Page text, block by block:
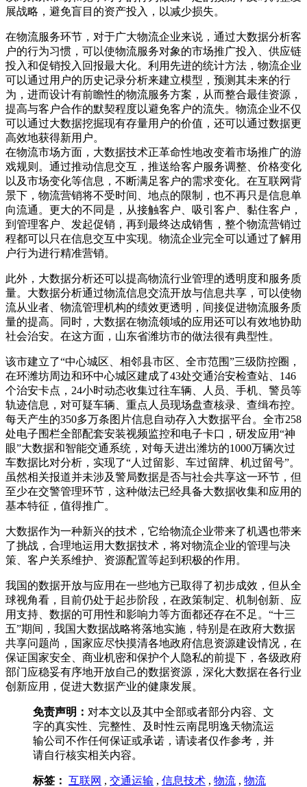
展战略，避免盲目的资产投入，以减少损失。
在物流服务环节，对于广大物流企业来说，通过大数据分析客
户的行为习惯，可以使物流服务对象的市场推广投入、供应链
投入和促销投入回报最大化。利用先进的统计方法，物流企业
可以通过用户的历史记录分析来建立模型，预测其未来的行
为，进而设计有前瞻性的物流服务方案，从而整合最佳资源，
提高与客户合作的默契程度以避免客户的流失。物流企业不仅
可以通过大数据挖掘现有存量用户的价值，还可以通过数据更
高效地获得新用户。
在物流市场方面，大数据技术正革命性地改变着市场推广的游
戏规则。通过推动信息交互，推送给客户服务调整、价格变化
以及市场变化等信息，不断满足客户的需求变化。在互联网背
景下，物流营销将不受时间、地点的限制，也不再只是信息单
向流通。更大的不同是，从接触客户、吸引客户、黏住客户，
到管理客户、发起促销，再到最终达成销售，整个物流营销过
程都可以只在信息交互中实现。物流企业完全可以通过了解用
户行为进行精准营销。
此外，大数据分析还可以提高物流行业管理的透明度和服务质
量。大数据分析通过物流信息交流开放与信息共享，可以使物
流从业者、物流管理机构的绩效更透明，间接促进物流服务质
量的提高。同时，大数据在物流领域的应用还可以有效地协助
社会治安。在这方面，山东省潍坊市的做法很有典型性。
该市建立了“中心城区、相邻县市区、全市范围”三级防控圈，
在环潍坊周边和环中心城区建成了43处交通治安检查站、146
个治安卡点，24小时动态收集过往车辆、人员、手机、警员等
轨迹信息，对可疑车辆、重点人员现场盘查核录、查缉布控。
每天产生的350多万条图片信息自动存入大数据平台。全市258
处电子围栏全部配套安装视频监控和电子卡口，研发应用“神
眼”大数据和智能交通系统，对每天进出潍坊的1000万辆次过
车数据比对分析，实现了“人过留影、车过留牌、机过留号”。
虽然相关报道并未涉及警局数据是否与社会共享这一环节，但
至少在交警管理环节，这种做法已经具备大数据收集和应用的
基本特征，值得推广。
大数据作为一种新兴的技术，它给物流企业带来了机遇也带来
了挑战，合理地运用大数据技术，将对物流企业的管理与决
策、客户关系维护、资源配置等起到积极的作用。
我国的数据开放与应用在一些地方已取得了初步成效，但从全
球视角看，目前仍处于起步阶段，在政策制定、机制创新、应
用支持、数据的可用性和影响力等方面都还存在不足。“十三
五”期间，我国大数据战略将落地实施，特别是在政府大数据
共享问题尚，国家应尽快摸清各地政府信息资源建设情况，在
保证国家安全、商业机密和保护个人隐私的前提下，各级政府
部门应稳妥有序地开放自己的数据资源，深化大数据在各行业
创新应用，促进大数据产业的健康发展。
免责声明： 对本文以及其中全部或者部分内容、文
字的真实性、完整性、及时性云南昆明逸天物流运
输公司不作任何保证或承诺，请读者仅作参考，并
请自行核实相关内容。
标签： 互联网 , 交通运输 , 信息技术 , 物流 , 物流